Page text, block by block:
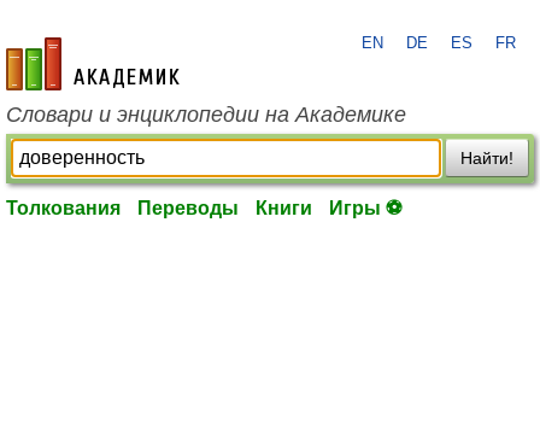
academic.ru
EN DE ES FR
Словари и энциклопедии на Академике
Найти!
Толкования Переводы Книги Игры ⚽